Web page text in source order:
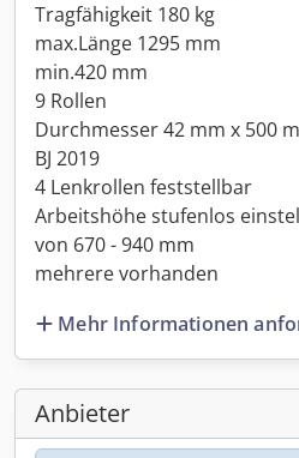
Tragfähigkeit 180 kg
max.Länge 1295 mm
min.420 mm
9 Rollen
Durchmesser 42 mm x 500
BJ 2019
4 Lenkrollen feststellbar
Arbeitshöhe stufenlos
von 670 - 940 mm
mehrere vorhanden
Mehr Informationen
Anbieter